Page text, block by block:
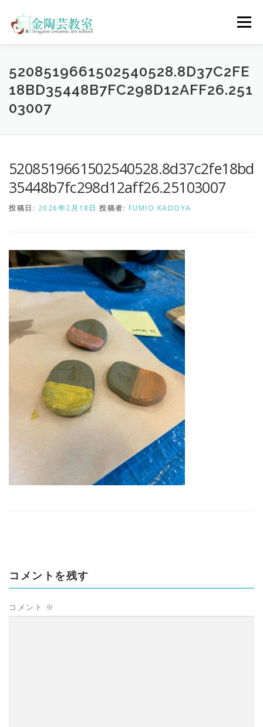
メニュー
陶芸体験コース ウェディングコース 会員コース
教室について
5208519661502540528.8D37C2FE
18BD35448B7FC298D12AFF26.251
03007
5208519661502540528.8d37c2fe18bd
35448b7fc298d12aff26.25103007
投稿日: 2026年2月18日 投稿者: FUMIO KADOYA
コメントを残す
コメント ※